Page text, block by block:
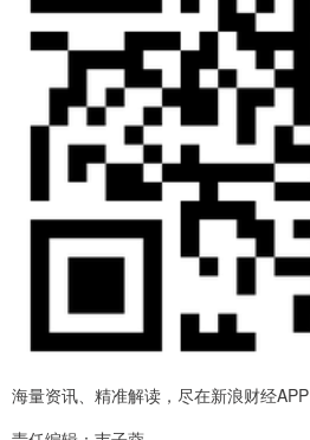
海量资讯、精准解读，尽在新浪财经APP